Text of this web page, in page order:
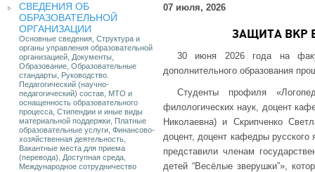
СВЕДЕНИЯ ОБ
ОБРАЗОВАТЕЛЬНОЙ
ОРГАНИЗАЦИИ
Основные сведения, Структура и
органы управления образовательной
организацией, Документы,
Образование, Образовательные
стандарты, Руководство.
Педагогический (научно-
педагогический) состав, МТО и
оснащенность образовательного
процесса, Стипендии и иные виды
материальной поддержки, Платные
образовательные услуги, Финансово-
хозяйственная деятельность,
Вакантные места для приема
(перевода), Доступная среда,
Международное сотрудничество
07 июля, 2026
ЗАЩИТА ВКР
30 июня 2026 года на
дополнительного образования
Студенты профиля
филологических наук, доцент
Николаевна) и Скрипченко
доцент, доцент кафедры
представили членам
детей “Весёлые зверушки”»,